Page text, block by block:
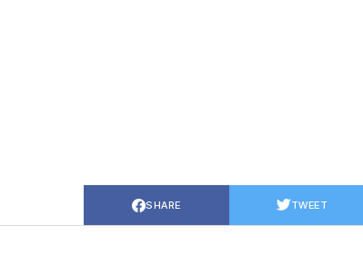
SHARE TWEET